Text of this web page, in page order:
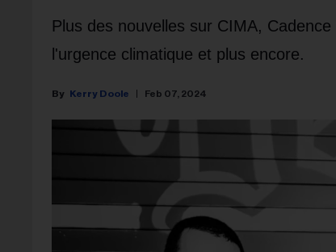
Plus des nouvelles sur CIMA,
l'urgence climatique et plus encore.
Kerry Doole Feb 07, 2024